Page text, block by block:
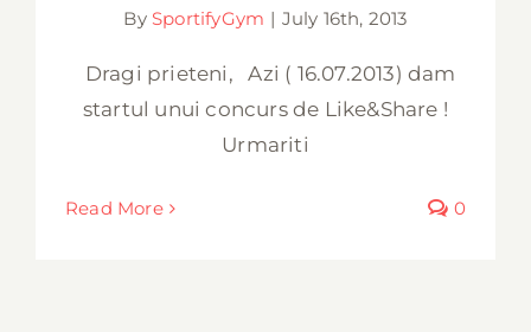
By SportifyGym | July 16th, 2013
Dragi prieteni, Azi ( 16.07.2013) dam
startul unui concurs de Like&Share !
Urmariti
Read More 0